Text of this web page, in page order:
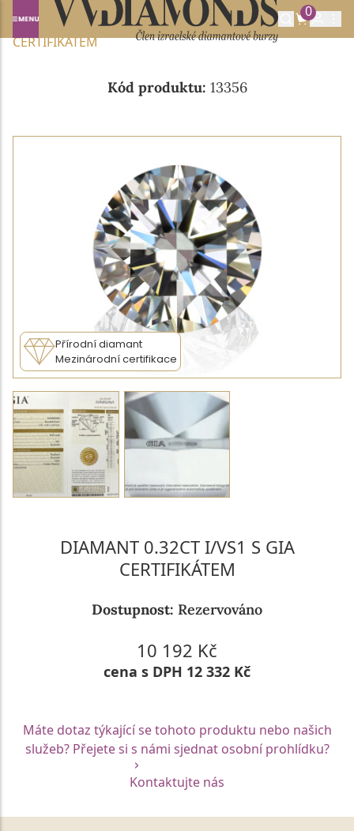
0
Domů NABÍDKA DIAMANTŮ
0.32CT I/VS1 S GIA
CERTIFIKÁTEM
Kód produktu: 13356
Přírodní diamant
Mezinárodní certifikace
DIAMANT 0.32CT I/VS1 S GIA
CERTIFIKÁTEM
Dostupnost: Rezervováno
10 192 Kč
cena s DPH 12 332 Kč
Máte dotaz týkající se tohoto produktu nebo našich
služeb? Přejete si s námi sjednat osobní prohlídku?
Kontaktujte nás